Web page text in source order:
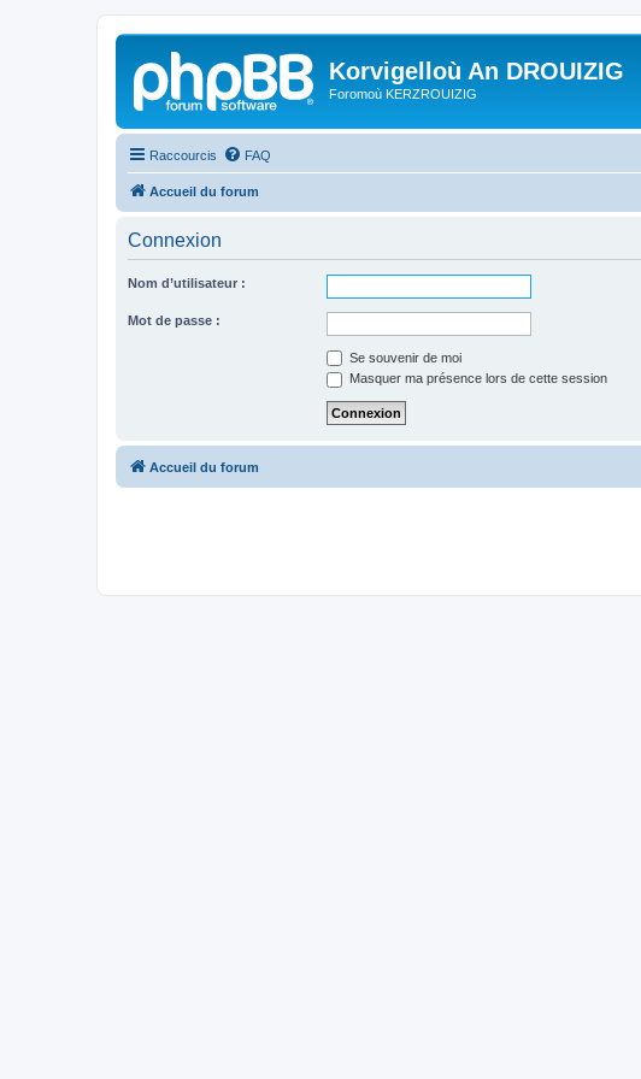
Korvigelloù An DROUIZIG
Foromoù KERZROUIZIG
Raccourcis FAQ
Accueil du forum
Connexion
Nom d’utilisateur :
Mot de passe :
Se souvenir de moi
Masquer ma présence lors de cette session
Accueil du forum